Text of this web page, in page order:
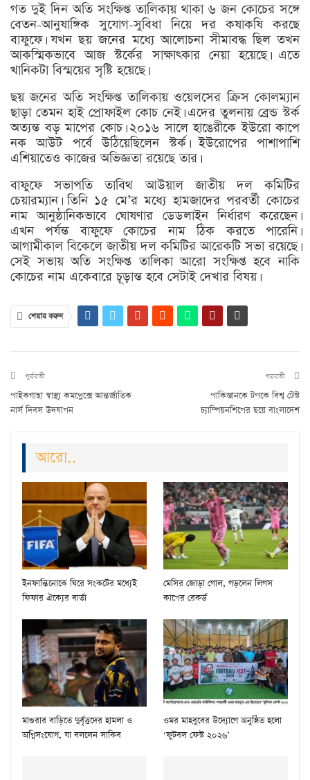
গত দুই দিন অতি সংক্ষিপ্ত তালিকায় থাকা ৬ জন কোচের সঙ্গে
বেতন-আনুষাঙ্গিক সুযোগ-সুবিধা নিয়ে দর কষাকষি করছে
বাফুফে। যখন ছয় জনের মধ্যে আলোচনা সীমাবদ্ধ ছিল তখন
আকস্মিকভাবে আজ স্টর্কের সাক্ষাৎকার নেয়া হয়েছে। এতে
খানিকটা বিস্ময়ের সৃষ্টি হয়েছে।
ছয় জনের অতি সংক্ষিপ্ত তালিকায় ওয়েলসের ক্রিস কোলম্যান
ছাড়া তেমন হাই প্রোফাইল কোচ নেই। এদের তুলনায় ব্রেন্ড স্টর্ক
অত্যন্ত বড় মাপের কোচ। ২০১৬ সালে হাঙেরীকে ইউরো কাপে
নক আউট পর্বে উঠিয়েছিলেন স্টর্ক। ইউরোপের পাশাপাশি
এশিয়াতেও কাজের অভিজ্ঞতা রয়েছে তার।
বাফুফে সভাপতি তাবিথ আউয়াল জাতীয় দল কমিটির
চেয়ারম্যান। তিনি ১৫ মে’র মধ্যে হামজাদের পরবর্তী কোচের
নাম আনুষ্ঠানিকভাবে ঘোষণার ডেডলাইন নির্ধারণ করেছেন।
এখন পর্যন্ত বাফুফে কোচের নাম ঠিক করতে পারেনি।
আগামীকাল বিকেলে জাতীয় দল কমিটির আরেকটি সভা রয়েছে।
সেই সভায় অতি সংক্ষিপ্ত তালিকা আরো সংক্ষিপ্ত হবে নাকি
কোচের নাম একেবারে চূড়ান্ত হবে সেটাই দেখার বিষয়।
শেয়ার করুন
পুর্ববর্তী
পাইকগাছা স্বাস্থ্য কমপ্লেক্সে আন্তর্জাতিক
নার্স দিবস উদযাপন
পরবর্তী
পাকিস্তানকে টপকে বিশ্ব টেস্ট
চ্যাম্পিয়নশিপের ছয়ে বাংলাদেশ
আরো..
ইনফান্তিনোকে ঘিরে সংকটের মধ্যেই
ফিফার ঐক্যের বার্তা
মেসির জোড়া গোল, গড়লেন লিগস
কাপের রেকর্ড
মাগুরার বাড়িতে দুর্বৃত্তদের হামলা ও
অগ্নিসংযোগ, যা বললেন সাকিব
ওমর মাহবুবের উদ্যোগে অনুষ্ঠিত হলো
‘ফুটবল ফেস্ট ২০২৬’